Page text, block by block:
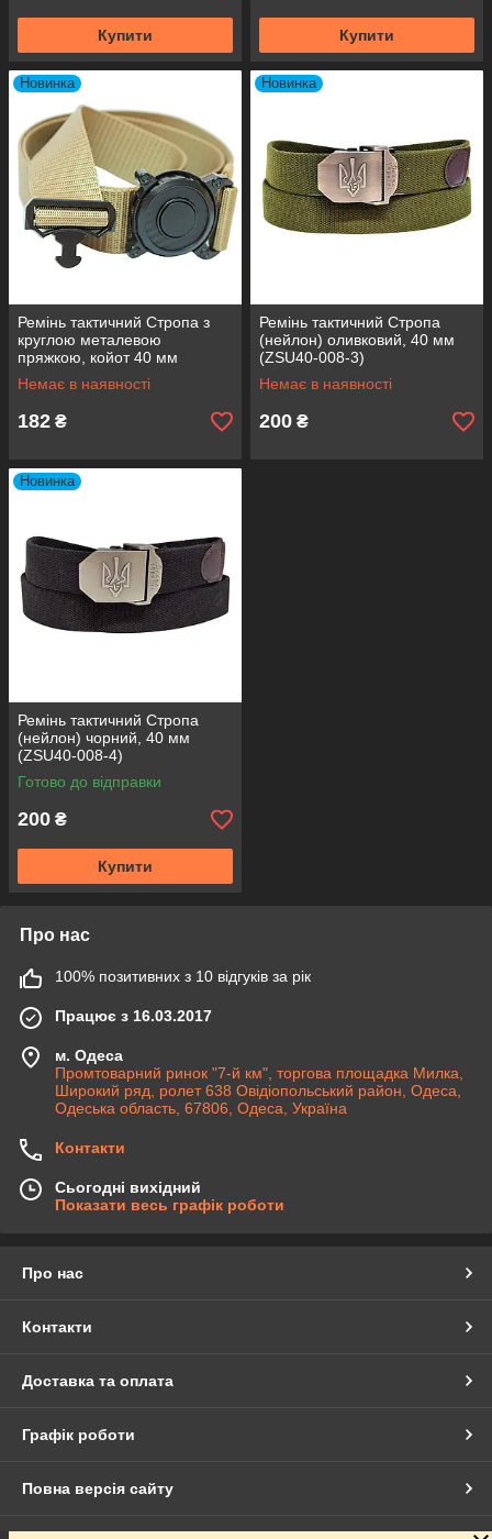
Купити Купити
Новинка
Ремінь тактичний Стропа з
круглою металевою
пряжкою, койот 40 мм
(SRT40-014)
Немає в наявності
182 ₴
Новинка
Ремінь тактичний Стропа
(нейлон) оливковий, 40 мм
(ZSU40-008-3)
Немає в наявності
200 ₴
Новинка
Ремінь тактичний Стропа
(нейлон) чорний, 40 мм
(ZSU40-008-4)
Готово до відправки
200 ₴
Купити
Про нас
100% позитивних з 10 відгуків за рік
Працює з 16.03.2017
м. Одеса
Промтоварний ринок "7-й км", торгова площадка Милка,
Широкий ряд, ролет 638 Овідіопольський район, Одеса,
Одеська область, 67806, Одеса, Україна
Контакти
Сьогодні вихідний
Показати весь графік роботи
Про нас
Контакти
Доставка та оплата
Графік роботи
Повна версія сайту